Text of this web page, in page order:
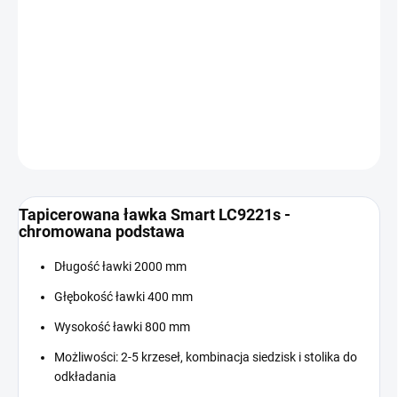
Tapicerowana ławka Smart LC9221s -
chromowana podstawa
Długość ławki 2000 mm
Głębokość ławki 400 mm
Wysokość ławki 800 mm
Możliwości: 2-5 krzeseł, kombinacja siedzisk i stolika do
odkładania